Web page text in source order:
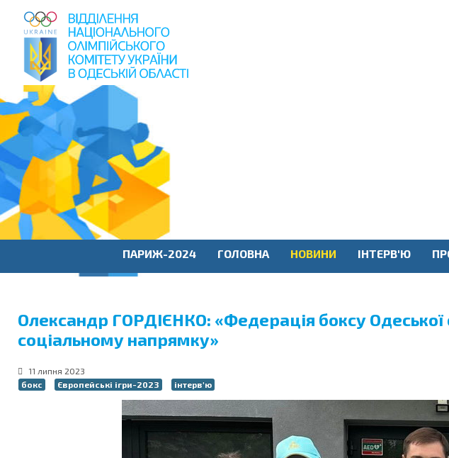
пошук
по
сайту
ПАРИЖ-2024 ГОЛОВНА НОВИНИ ІНТЕРВ'Ю
Олександр ГОРДІЄНКО: «Федерація боксу Одеської
соціальному напрямку»
11 липня 2023
бокс
Європейські ігри-2023 інтерв'ю